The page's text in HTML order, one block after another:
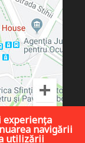
experiența
navigării
utilizării